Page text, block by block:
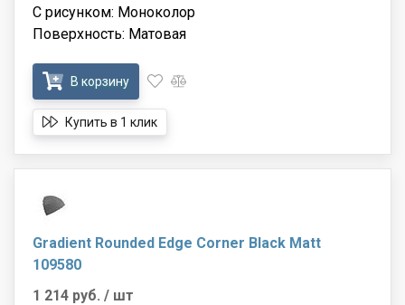
С рисунком: Моноколор
Поверхность: Матовая
В корзину
Купить в 1 клик
Gradient Rounded Edge Corner Black Matt
109580
1 214 руб. / шт